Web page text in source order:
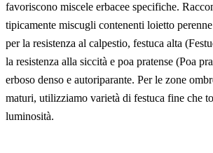
favoriscono miscele erbacee specifiche.
tipicamente miscugli contenenti loietto
per la resistenza al calpestio, festuca alta
la resistenza alla siccità e poa pratense (Poa
erboso denso e autoriparante. Per le zone
maturi, utilizziamo varietà di festuca fine che
luminosità.